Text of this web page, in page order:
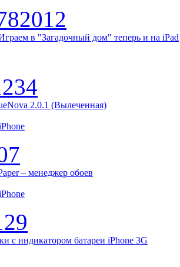
в "Загадочный дом" теперь и на iPad
2.0.1 (Вылеченная)
– менеджер обоев
с индикатором батареи iPhone 3G